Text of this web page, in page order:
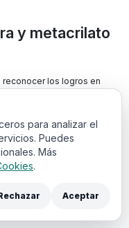
y metacrilato
los logros en
llevan un sobre
cual debe añadir a la
para analizar el
Puedes
Más
.
Aceptar